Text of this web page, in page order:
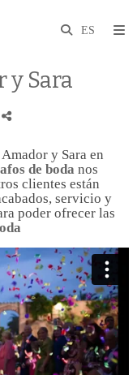
y Sara
y Sara en
de boda nos
clientes están
servicio y
poder ofrecer las